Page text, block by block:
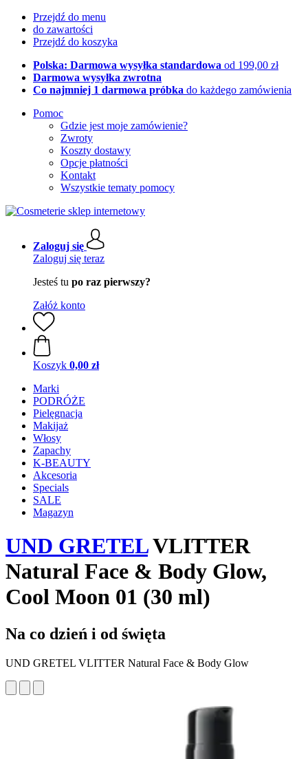
Przejdź do menu
do zawartości
Przejdź do koszyka
Polska: Darmowa wysyłka standardowa od 199,00 zł
Darmowa wysyłka zwrotna
Co najmniej 1 darmowa próbka do każdego zamówienia
Pomoc
Gdzie jest moje zamówienie?
Zwroty
Koszty dostawy
Opcje płatności
Kontakt
Wszystkie tematy pomocy
Zaloguj się
Zaloguj się teraz
Jesteś tu po raz pierwszy?
Załóż konto
Koszyk 0,00 zł
Marki
PODRÓŻE
Pielęgnacja
Makijaż
Włosy
Zapachy
K-BEAUTY
Akcesoria
Specials
SALE
Magazyn
UND GRETELVLITTER
Natural Face & Body Glow,
Cool Moon 01 (30 ml)
Na co dzień i od święta
UND GRETEL VLITTER Natural Face & Body Glow